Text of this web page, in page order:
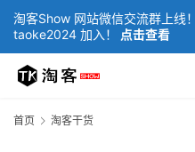
淘客Show 网站微信交流群上线
taoke2024 加入！
点击查看
首页 淘客干货